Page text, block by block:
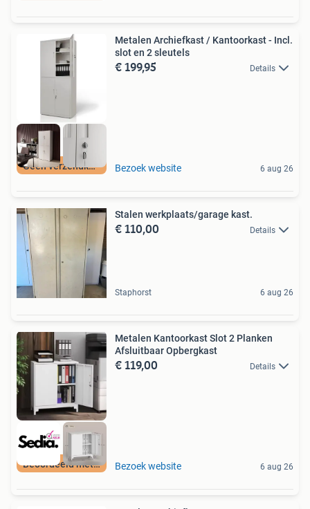
Geen verzendkosten
Metalen Archiefkast / Kantoorkast - Incl.
slot en 2 sleutels
€ 199,95 Details
Bezoek website 6 aug 26
Stalen werkplaats/garage kast.
€ 110,00 Details
Staphorst 6 aug 26
Beoordeeld met 9+
Metalen Kantoorkast Slot 2 Planken
Afsluitbaar Opbergkast
€ 119,00 Details
Bezoek website 6 aug 26